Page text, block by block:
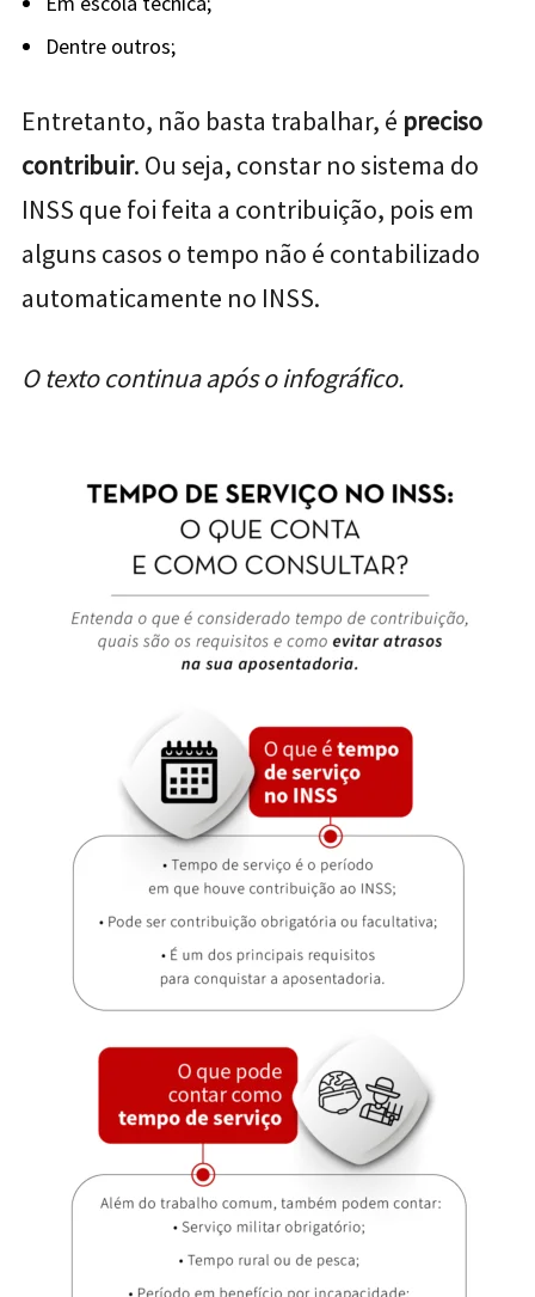
Dentre outros;
Entretanto, não basta trabalhar, é preciso
contribuir. Ou seja, constar no sistema do
INSS que foi feita a contribuição, pois em
alguns casos o tempo não é contabilizado
automaticamente no INSS.
O texto continua após o infográfico.